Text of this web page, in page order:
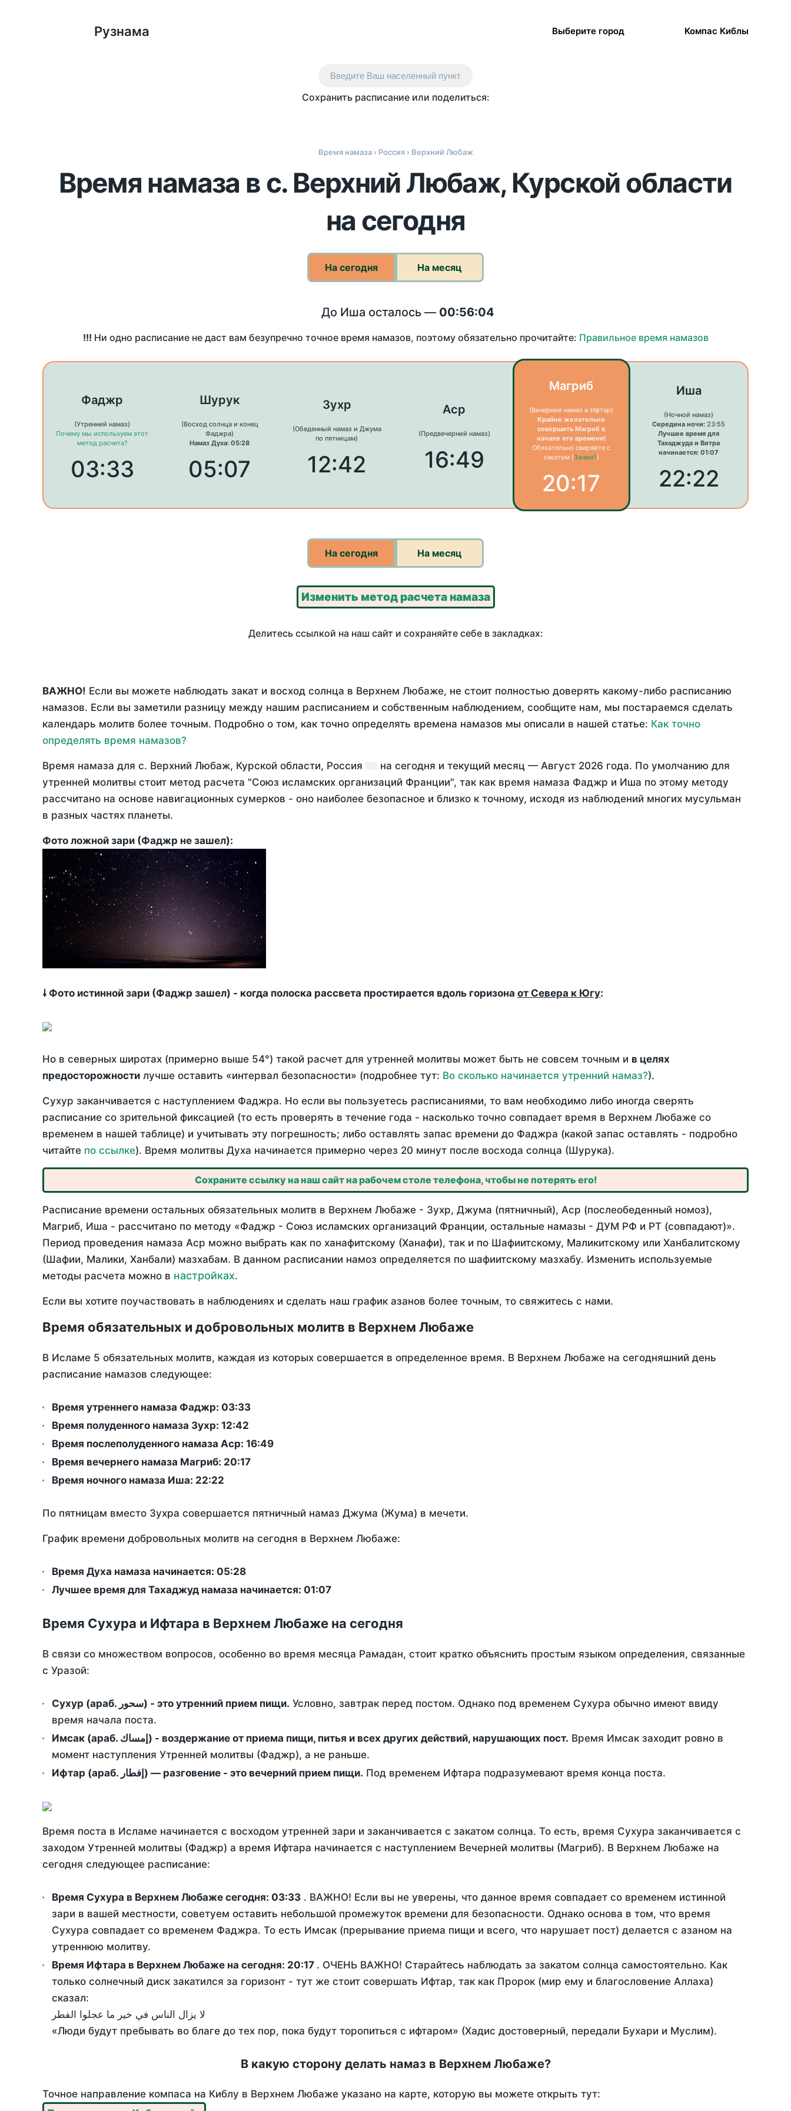
Рузнама Выберите город Компас Киблы
Введите Ваш населенный пункт
Сохранить расписание или поделиться:
Время намаза› Россия› Верхний Любаж
Время намаза в с. Верхний Любаж, Курской области
на сегодня
На сегодня На месяц
До Иша осталось — 00:56:04
!!! Ни одно расписание не даст вам безупречно точное время намазов, поэтому обязательно прочитайте: Правильное время намазов
Фаджр
(Утренний намаз)
Почему мы используем этот
метод расчета?
03:33
Шурук
(Восход солнца и конец
Фаджра)
Намаз Духа: 05:28
05:07
Зухр
(Обеденный намаз и Джума
по пятницам)
12:42
Аср
(Предвечерний намаз)
16:49
Магриб
(Вечерний намаз и Ифтар)
Крайне желательно
совершить Магриб в
начале его времени!
Обязательно сверяйте с
закатом (Зачем?)
20:17
Иша
(Ночной намаз)
Середина ночи: 23:55
Лучшее время для
Тахаджуда и Витра
начинается: 01:07
22:22
На сегодня На месяц
Изменить метод расчета намаза
Делитесь ссылкой на наш сайт и сохраняйте себе в закладках:
ВАЖНО! Если вы можете наблюдать закат и восход солнца в Верхнем Любаже, не стоит полностью доверять какому-либо расписанию
намазов. Если вы заметили разницу между нашим расписанием и собственным наблюдением, сообщите нам, мы постараемся сделать
календарь молитв более точным. Подробно о том, как точно определять времена намазов мы описали в нашей статье: Как точно
определять время намазов?
Время намаза для с. Верхний Любаж, Курской области, Россия на сегодня и текущий месяц — Август 2026 года. По умолчанию для
утренней молитвы стоит метод расчета "Союз исламских организаций Франции", так как время намаза Фаджр и Иша по этому методу
рассчитано на основе навигационных сумерков - оно наиболее безопасное и близко к точному, исходя из наблюдений многих мусульман
в разных частях планеты.
Фото ложной зари (Фаджр не зашел):
🠗 Фото истинной зари (Фаджр зашел) - когда полоска рассвета простирается вдоль горизона от Севера к Югу:
Но в северных широтах (примерно выше 54°) такой расчет для утренней молитвы может быть не совсем точным и в целях
предосторожности лучше оставить «интервал безопасности» (подробнее тут: Во сколько начинается утренний намаз?).
Сухур заканчивается с наступлением Фаджра. Но если вы пользуетесь расписаниями, то вам необходимо либо иногда сверять
расписание со зрительной фиксацией (то есть проверять в течение года - насколько точно совпадает время в Верхнем Любаже со
временем в нашей таблице) и учитывать эту погрешность; либо оставлять запас времени до Фаджра (какой запас оставлять - подробно
читайте по ссылке). Время молитвы Духа начинается примерно через 20 минут после восхода солнца (Шурука).
Сохраните ссылку на наш сайт на рабочем столе телефона, чтобы не потерять его!
Расписание времени остальных обязательных молитв в Верхнем Любаже - Зухр, Джума (пятничный), Аср (послеобеденный номоз),
Магриб, Иша - рассчитано по методу «Фаджр - Союз исламских организаций Франции, остальные намазы - ДУМ РФ и РТ (совпадают)».
Период проведения намаза Аср можно выбрать как по ханафитскому (Ханафи), так и по Шафиитскому, Маликитскому или Ханбалитскому
(Шафии, Малики, Ханбали) мазхабам. В данном расписании намоз определяется по шафиитскому мазхабу. Изменить используемые
методы расчета можно в настройках.
Если вы хотите поучаствовать в наблюдениях и сделать наш график азанов более точным, то свяжитесь с нами.
Время обязательных и добровольных молитв в Верхнем Любаже
В Исламе 5 обязательных молитв, каждая из которых совершается в определенное время. В Верхнем Любаже на сегодняшний день
расписание намазов следующее:
Время утреннего намаза Фаджр: 03:33
Время полуденного намаза Зухр: 12:42
Время послеполуденного намаза Аср: 16:49
Время вечернего намаза Магриб: 20:17
Время ночного намаза Иша: 22:22
По пятницам вместо Зухра совершается пятничный намаз Джума (Жума) в мечети.
График времени добровольных молитв на сегодня в Верхнем Любаже:
Время Духа намаза начинается: 05:28
Лучшее время для Тахаджуд намаза начинается: 01:07
Время Сухура и Ифтара в Верхнем Любаже на сегодня
В связи со множеством вопросов, особенно во время месяца Рамадан, стоит кратко объяснить простым языком определения, связанные
с Уразой:
Сухур (араб. سحور) - это утренний прием пищи. Условно, завтрак перед постом. Однако под временем Сухура обычно имеют ввиду
время начала поста.
Имсак (араб. إمساك) - воздержание от приема пищи, питья и всех других действий, нарушающих пост. Время Имсак заходит ровно в
момент наступления Утренней молитвы (Фаджр), а не раньше.
Ифтар (араб. إفطار) — разговение - это вечерний прием пищи. Под временем Ифтара подразумевают время конца поста.
Время поста в Исламе начинается с восходом утренней зари и заканчивается с закатом солнца. То есть, время Сухура заканчивается с
заходом Утренней молитвы (Фаджр) а время Ифтара начинается с наступлением Вечерней молитвы (Магриб). В Верхнем Любаже на
сегодня следующее расписание:
Время Сухура в Верхнем Любаже сегодня: 03:33 . ВАЖНО! Если вы не уверены, что данное время совпадает со временем истинной
зари в вашей местности, советуем оставить небольшой промежуток времени для безопасности. Однако основа в том, что время
Сухура совпадает со временем Фаджра. То есть Имсак (прерывание приема пищи и всего, что нарушает пост) делается с азаном на
утреннюю молитву.
Время Ифтара в Верхнем Любаже на сегодня: 20:17 . ОЧЕНЬ ВАЖНО! Старайтесь наблюдать за закатом солнца самостоятельно. Как
только солнечный диск закатился за горизонт - тут же стоит совершать Ифтар, так как Пророк (мир ему и благословение Аллаха)
сказал:
لا يزال الناس في خير ما عجلوا الفطر
«Люди будут пребывать во благе до тех пор, пока будут торопиться с ифтаром» (Хадис достоверный, передали Бухари и Муслим).
В какую сторону делать намаз в Верхнем Любаже?
Точное направление компаса на Киблу в Верхнем Любаже указано на карте, которую вы можете открыть тут: